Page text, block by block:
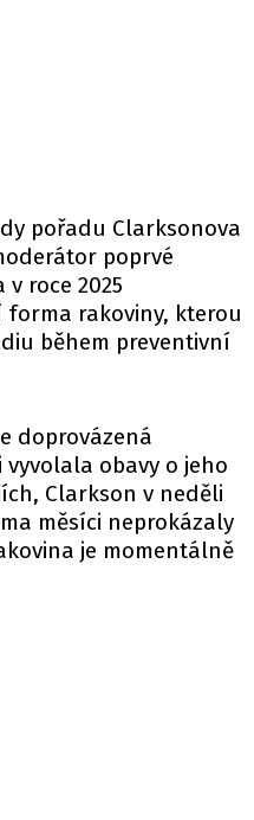
pořadu Clarksonova
poprvé
roce 2025
rakoviny, kterou
během preventivní
doprovázená
obavy o jeho
Clarkson v neděli
měsíci neprokázaly
je momentálně